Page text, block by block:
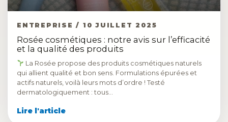
ENTREPRISE / 10 JUILLET 2025
Rosée cosmétiques : notre avis sur l’efficacité
et la qualité des produits
La Rosée propose des produits cosmétiques naturels
qui allient qualité et bon sens. Formulations épurées et
actifs naturels, voilà leurs mots d’ordre ! Testé
dermatologiquement : tous…
Lire l'article